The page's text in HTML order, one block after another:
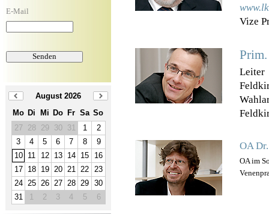
E-Mail
August 2026
Mo Di Mi Do Fr Sa So
27
28 29 30 31 1
2
3
4 5 6 7 8
9
10
11 12 13 14 15
16
17
18 19 20 21 22
23
24
25 26 27 28 29 30
31
1 2 3 4 5 6
Vize
OA
OA im